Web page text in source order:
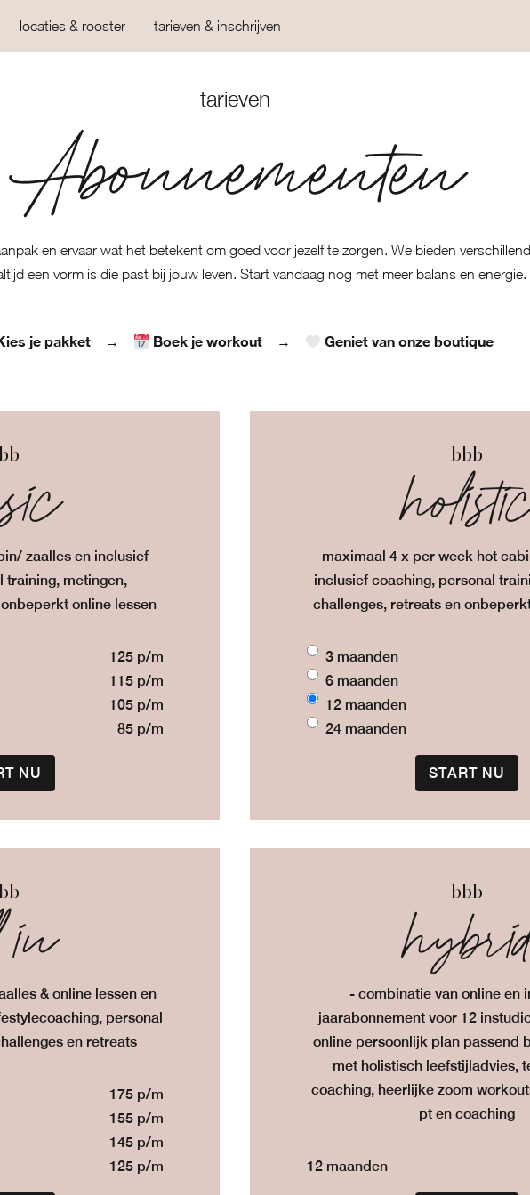
locaties & rooster tarieven & inschrijven
tarieven
Abonnementen
en ervaar wat het betekent om goed voor jezelf te zorgen. We bieden
een vorm is die past bij jouw leven. Start vandaag nog met meer balans en energie.
je pakket→ Boek je workout → Geniet van onze boutique
zaalles en inclusief
training, metingen,
online lessen
125 p/m
115 p/m
105 p/m
85 p/m
NU
bbb
maximaal 4 x per week hot
inclusief coaching, personal
challenges, retreats en
3 maanden
6 maanden
12 maanden
24 maanden
START NU
& online lessen en
personal
en retreats
175 p/m
155 p/m
145 p/m
125 p/m
bbb
- combinatie van online en
jaarabonnement voor 12
online persoonlijk plan passend
met holistisch leefstijladvies,
coaching, heerlijke zoom
pt en coaching
12 maanden